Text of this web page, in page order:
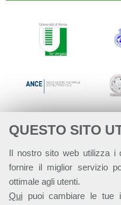
QUESTO SITO
Il nostro sito web utilizza i
fornire il miglior servizio
ottimale agli utenti.
Qui puoi cambiare le tue